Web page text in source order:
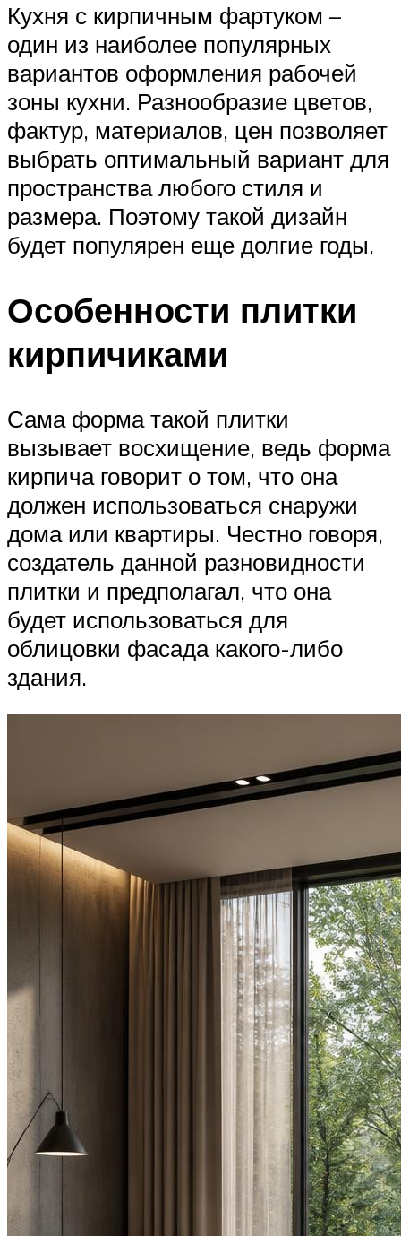
Кухня с кирпичным фартуком –
один из наиболее популярных
вариантов оформления рабочей
зоны кухни. Разнообразие цветов,
фактур, материалов, цен позволяет
выбрать оптимальный вариант для
пространства любого стиля и
размера. Поэтому такой дизайн
будет популярен еще долгие годы.
Особенности плитки
кирпичиками
Сама форма такой плитки
вызывает восхищение, ведь форма
кирпича говорит о том, что она
должен использоваться снаружи
дома или квартиры. Честно говоря,
создатель данной разновидности
плитки и предполагал, что она
будет использоваться для
облицовки фасада какого-либо
здания.